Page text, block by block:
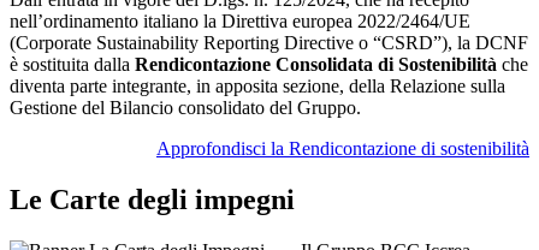
nell’ordinamento italiano la Direttiva europea 2022/2464/UE
(Corporate Sustainability Reporting Directive o “CSRD”), la DCNF
è sostituita dalla Rendicontazione Consolidata di Sostenibilità che
diventa parte integrante, in apposita sezione, della Relazione sulla
Gestione del Bilancio consolidato del Gruppo.
Approfondisci la Rendicontazione di sostenibilità
Le Carte degli impegni